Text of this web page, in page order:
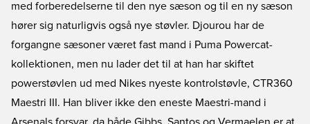
med forberedelserne til den nye sæson og til en ny sæson
hører sig naturligvis også nye støvler. Djourou har de
forgangne sæsoner været fast mand i Puma Powercat-
kollektionen, men nu lader det til at han har skiftet
powerstøvlen ud med Nikes nyeste kontrolstøvle, CTR360
Maestri III. Han bliver ikke den eneste Maestri-mand i